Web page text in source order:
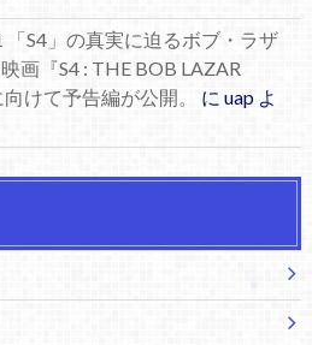
S4」の真実に迫るボブ・ラザ
画『S4 : THE BOB LAZAR
けて予告編が公開。
に uapよ